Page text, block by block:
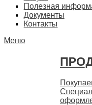
Полезная
Документы
Контакты
Меню